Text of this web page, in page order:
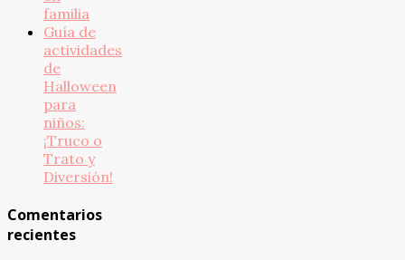
familia
Guía de
actividades
de
Halloween
para
niños:
¡Truco o
Trato y
Diversión!
Comentarios
recientes